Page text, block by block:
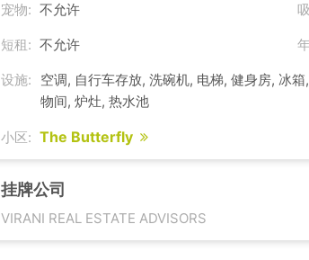
宠物: 不允许
短租: 不允许
设施:
空调, 自行车存放, 洗碗机, 电梯, 健身房, 冰
物间, 炉灶, 热水池
小区: The Butterfly
挂牌公司
VIRANI REAL ESTATE ADVISORS